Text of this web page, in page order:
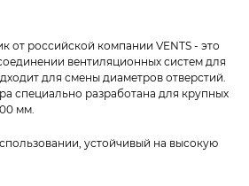
от российской компании VENTS - это
вентиляционных систем для
для смены диаметров отверстий.
специально разработана для крупных
мм.
устойчивый на высокую